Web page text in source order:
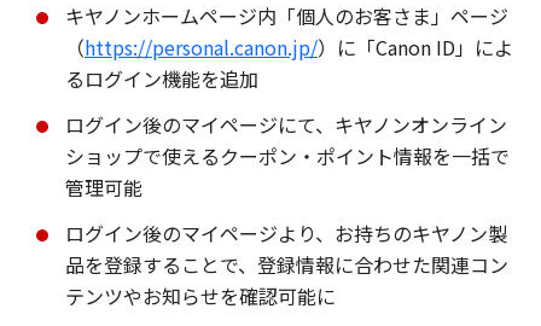
キヤノンホームページ内「個人のお客さま」ページ
（https://personal.canon.jp/）に「Canon ID」によ
るログイン機能を追加
ログイン後のマイページにて、キヤノンオンライン
ショップで使えるクーポン・ポイント情報を一括で
管理可能
ログイン後のマイページより、お持ちのキヤノン製
品を登録することで、登録情報に合わせた関連コン
テンツやお知らせを確認可能に